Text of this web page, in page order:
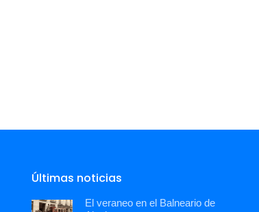
Últimas noticias
El veraneo en el Balneario de